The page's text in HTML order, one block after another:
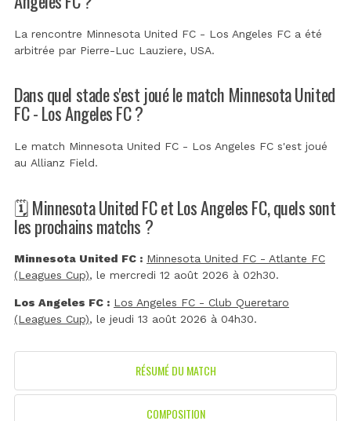
La rencontre Minnesota United FC - Los Angeles FC a été
arbitrée par Pierre-Luc Lauziere, USA.
Dans quel stade s'est joué le match Minnesota United
FC - Los Angeles FC ?
Le match Minnesota United FC - Los Angeles FC s'est joué
au Allianz Field.
🗓️ Minnesota United FC et Los Angeles FC, quels sont
les prochains matchs ?
Minnesota United FC : Minnesota United FC - Atlante FC
(Leagues Cup), le mercredi 12 août 2026 à 02h30.
Los Angeles FC : Los Angeles FC - Club Queretaro
(Leagues Cup), le jeudi 13 août 2026 à 04h30.
RÉSUMÉ DU MATCH
COMPOSITION